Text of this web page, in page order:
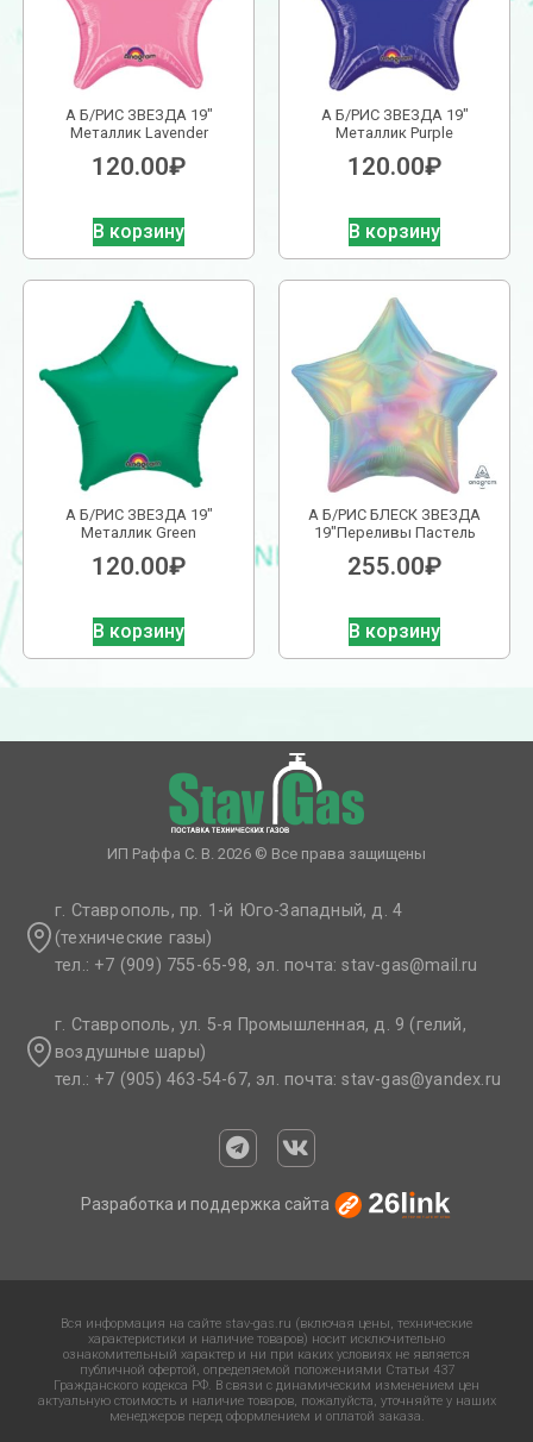
А Б/РИС ЗВЕЗДА 19″
Металлик Lavender
120.00₽
В корзину
А Б/РИС ЗВЕЗДА 19″
Металлик Purple
120.00₽
В корзину
А Б/РИС ЗВЕЗДА 19″
Металлик Green
120.00₽
В корзину
А Б/РИС БЛЕСК ЗВЕЗДА
19″Переливы Пастель
255.00₽
В корзину
ИП Раффа С. В. 2026 © Все права защищены
г. Ставрополь, пр. 1-й Юго-Западный, д. 4
(технические газы)
тел.: +7 (909) 755-65-98, эл. почта: stav-gas@mail.ru​
г. Ставрополь, ул. 5-я Промышленная, д. 9 (гелий,
воздушные шары)
тел.: +7 (905) 463-54-67, эл. почта: stav-gas@yandex.ru​
Разработка и поддержка сайта
Вся информация на сайте stav-gas.ru (включая цены, технические
характеристики и наличие товаров) носит исключительно
ознакомительный характер и ни при каких условиях не является
публичной офертой, определяемой положениями Статьи 437
Гражданского кодекса РФ. В связи с динамическим изменением цен
актуальную стоимость и наличие товаров, пожалуйста, уточняйте у наших
менеджеров перед оформлением и оплатой заказа.